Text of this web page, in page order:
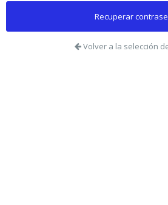
Recuperar
Volver a la selección